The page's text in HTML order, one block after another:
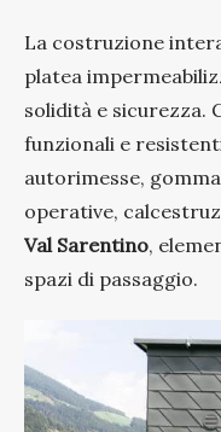
La costruzione
platea
solidità e sicurezza.
funzionali e
autorimesse,
operative,
Val Sarentino,
spazi di passaggio.